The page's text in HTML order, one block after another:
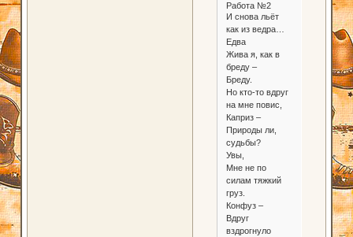
Работа №2
И снова льёт
как из ведра…
Едва
Жива я, как в
бреду –
Бреду.
Но кто-то вдруг
на мне повис,
Каприз –
Природы ли,
судьбы?
Увы,
Мне не по
силам тяжкий
груз.
Конфуз –
Вдруг
вздрогнуло